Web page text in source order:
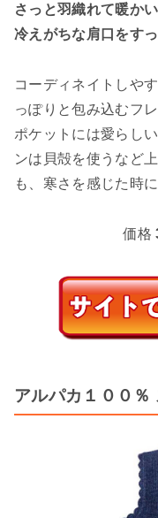
さっと羽織れて暖か
冷えがちな肩口をす
コーディネイトしや
っぽりと包み込むフ
ポケットには愛らし
ンは貝殻を使うなど
も、寒さを感じた時
価格
アルパカ１００％